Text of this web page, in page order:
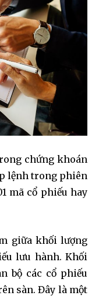
chứng khoán
lệnh trong phiên
mã cổ phiếu hay
giữa khối lượng
lưu hành. Khối
bộ các cổ phiếu
sàn. Đây là một